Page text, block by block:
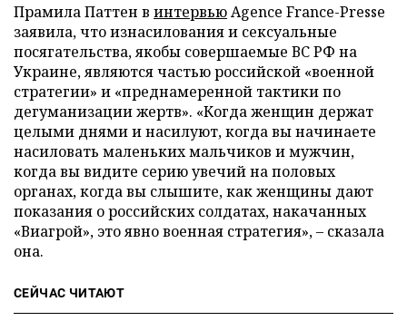
Прамила Паттен в интервьюAgence France-Presse
заявила, что изнасилования и сексуальные
посягательства, якобы совершаемые ВС РФ на
Украине, являются частью российской «военной
стратегии» и «преднамеренной тактики по
дегуманизации жертв». «Когда женщин держат
целыми днями и насилуют, когда вы начинаете
насиловать маленьких мальчиков и мужчин,
когда вы видите серию увечий на половых
органах, когда вы слышите, как женщины дают
показания о российских солдатах, накачанных
«Виагрой», это явно военная стратегия», – сказала
она.
СЕЙЧАС ЧИТАЮТ